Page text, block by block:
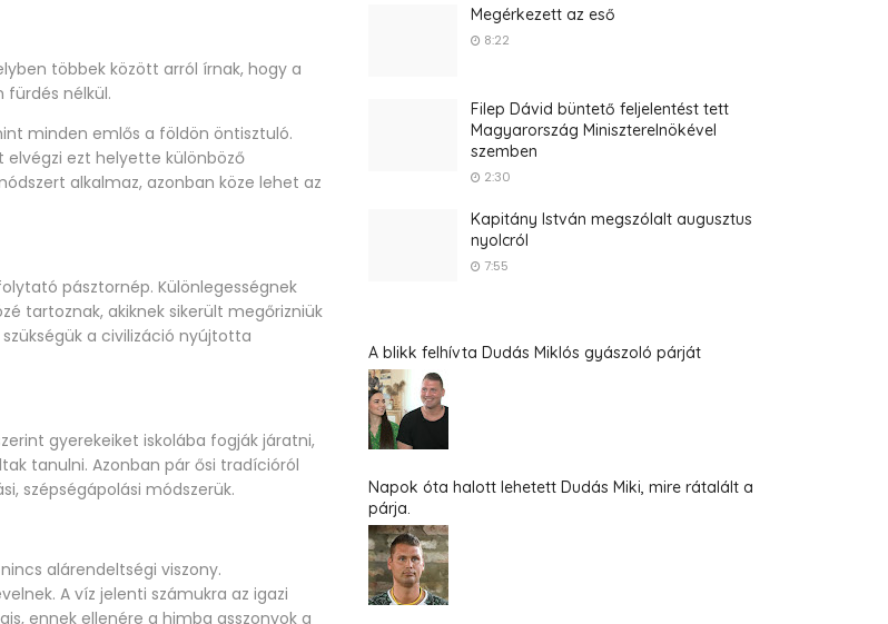
többek között arról írnak, hogy a
nélkül.
minden emlős a földön öntisztuló.
elvégzi ezt helyette különböző
alkalmaz, azonban köze lehet az
pásztornép. Különlegességnek
tartoznak, akiknek sikerült megőrizniük
a civilizáció nyújtotta
gyerekeiket iskolába fogják járatni,
tanulni. Azonban pár ősi tradícióról
szépségápolási módszerük.
alárendeltségi viszony.
A víz jelenti számukra az igazi
ennek ellenére a himba asszonyok a
Megérkezett az eső
8:22
Filep Dávid büntető feljelentést tett
Magyarország Miniszterelnökével
szemben
2:30
Kapitány István megszólalt augusztus
nyolcról
7:55
A blikk felhívta Dudás Miklós gyászoló párját
Napok óta halott lehetett Dudás Miki, mire rátalált a
párja.